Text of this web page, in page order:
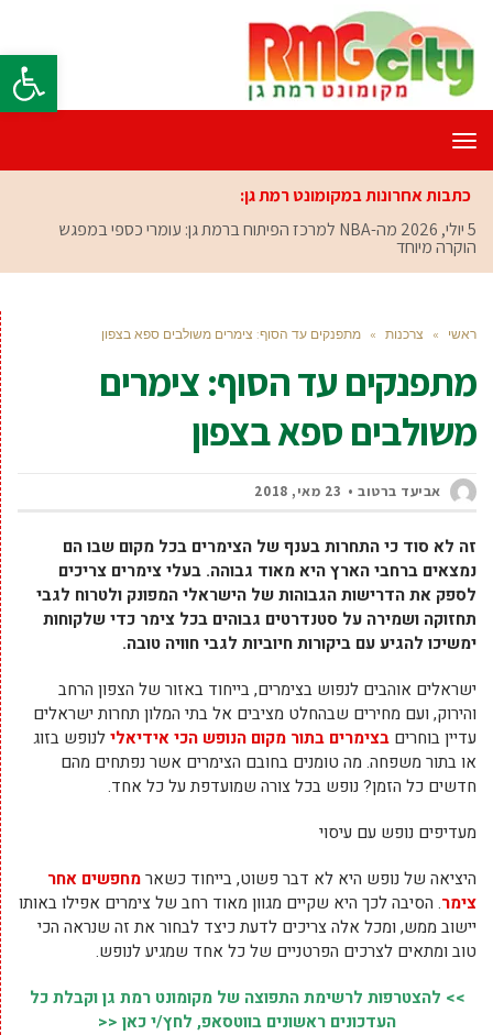
פתח
תפריט
כתבות אחרונות במקומונט רמת גן:
5 יולי, 2026
מה-NBA למרכז הפיתוח ברמת גן: עומרי כספי במפגש
הוקרה מיוחד
ראשי » צרכנות » מתפנקים עד הסוף: צימרים משולבים ספא בצפון
מתפנקים עד הסוף: צימרים
משולבים ספא בצפון
אביעד ברטוב 23 מאי, 2018
זה לא סוד כי התחרות בענף של הצימרים בכל מקום שבו הם
נמצאים ברחבי הארץ היא מאוד גבוהה. בעלי צימרים צריכים
לספק את הדרישות הגבוהות של הישראלי המפונק ולטרוח לגבי
תחזוקה ושמירה על סטנדרטים גבוהים בכל צימר כדי שלקוחות
ימשיכו להגיע עם ביקורות חיוביות לגבי חוויה טובה.
ישראלים אוהבים לנפוש בצימרים, בייחוד באזור של הצפון הרחב
והירוק, ועם מחירים שבהחלט מציבים אל בתי המלון תחרות ישראלים
עדיין בוחרים בצימרים בתור מקום הנופש הכי אידיאלילנופש בזוג
או בתור משפחה. מה טומנים בחובם הצימרים אשר נפתחים מהם
חדשים כל הזמן? נופש בכל צורה שמועדפת על כל אחד.
מעדיפים נופש עם עיסוי
היציאה של נופש היא לא דבר פשוט, בייחוד כשארמחפשים אחר
צימר. הסיבה לכך היא שקיים מגוון מאוד רחב של צימרים אפילו באותו
יישוב ממש, ומכל אלה צריכים לדעת כיצד לבחור את זה שנראה הכי
טוב ומתאים לצרכים הפרטניים של כל אחד שמגיע לנופש.
>> להצטרפות לרשימת התפוצה של מקומונט רמת גן וקבלת כל
העדכונים ראשונים בווטסאפ, לחץ/י כאן <<